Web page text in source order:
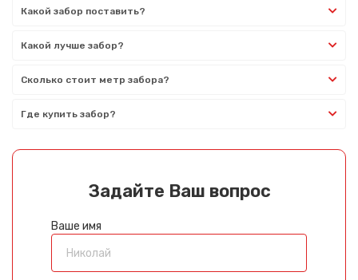
Какой забор поставить?
Какой лучше забор?
Сколько стоит метр забора?
Где купить забор?
Задайте Ваш вопрос
Ваше имя